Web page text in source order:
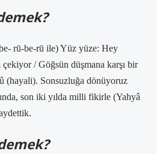
rū-be-rū ile) Yüz yüze: Hey
çekiyor / Göğsün düşmana karşı bir
(hayali). Sonsuzluğa dönüyoruz
son iki yılda milli fikirle (Yahyâ